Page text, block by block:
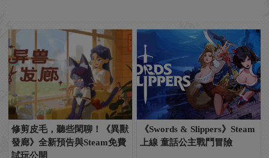
修剪皮毛，聽些閑聊！《異獸
發廊》全新預告與Steam免費
試玩公開
《Swords & Slippers》Steam
上線 童話公主戰鬥冒險